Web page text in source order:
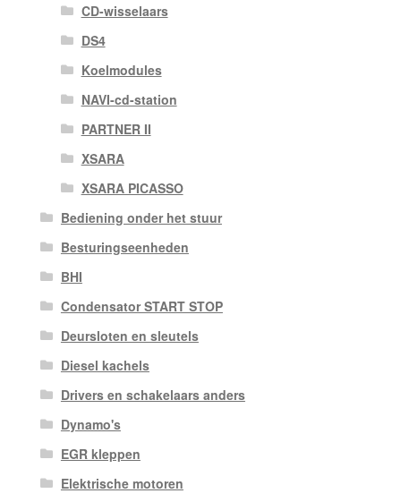
CD-wisselaars
DS4
Koelmodules
NAVI-cd-station
PARTNER II
XSARA
XSARA PICASSO
Bediening onder het stuur
Besturingseenheden
BHI
Condensator START STOP
Deursloten en sleutels
Diesel kachels
Drivers en schakelaars anders
Dynamo's
EGR kleppen
Elektrische motoren